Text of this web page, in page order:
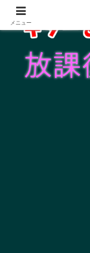
メニュー